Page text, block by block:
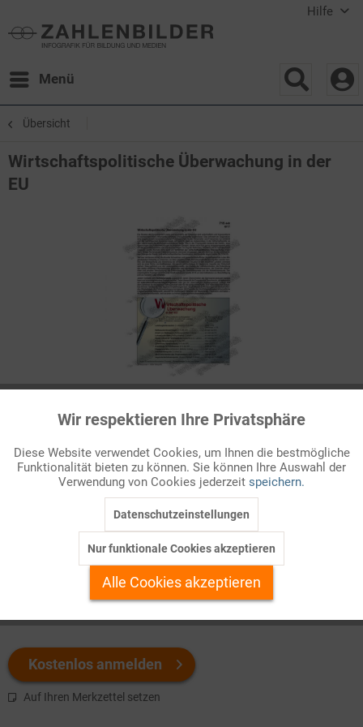
Hilfe
Menü
Übersicht
Wirtschaftspolitische Überwachung in der
EU
Eurozone sind wirtschaftlich und finanzpolitisch in wachsendem
Maß voneinander abhängig und aufeinander angewiesen. Das
erfordert als Gegenstüc ...
Welchen Download brauchen Sie?
Kostenlos anmelden
Auf Ihren Merkzettel setzen
Funktionale Aktiv
Marketing Inaktiv
Personalisierung Inaktiv
Service
Wir respektieren Ihre Privatsphäre
Diese Website verwendet Cookies, um Ihnen die bestmögliche
Funktionalität bieten zu können. Sie können Ihre Auswahl der
Verwendung von Cookies jederzeit speichern.
Datenschutzeinstellungen
Nur funktionale Cookies akzeptieren
Alle Cookies akzeptieren